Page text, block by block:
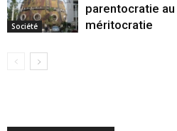
Société
parentocratie
méritocratie